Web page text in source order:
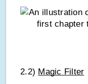
2.2) Magic Filter